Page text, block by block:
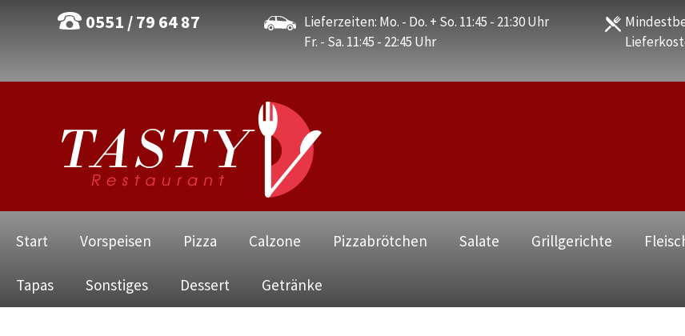
0551 / 79 64 87
Lieferzeiten: Mo. - Do. + So. 11:45 - 21:30 Uhr
Fr. - Sa. 11:45 - 22:45 Uhr
überspringen
Start Vorspeisen Pizza Calzone Pizzabrötchen Salate Grillgerichte
Tapas Sonstiges Dessert Getränke